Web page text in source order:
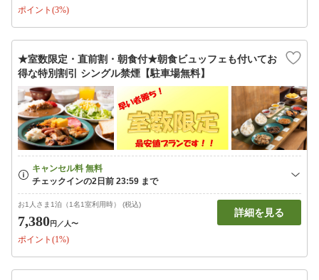
ポイント(3%)
★室数限定・直前割・朝食付★朝食ビュッフェも付いてお
得な特別割引 シングル禁煙【駐車場無料】
お1人さま1泊（1名1室利用時） (税込)
7,380円 ／人〜
ポイント(1%)
詳細を見る